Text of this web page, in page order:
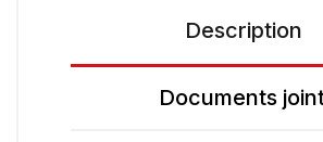
Description
Documents